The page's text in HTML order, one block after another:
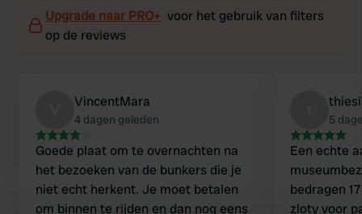
Upgrade naar PRO+ voor het gebruik van filters
op de reviews
VincentMara
4 dagen geleden
Goede plaat om te overnachten na
het bezoeken van de bunkers die je
niet echt herkent. Je moet betalen
om binnen te rijden en dan nog eens
5
Een echte
bedragen
zloty voor